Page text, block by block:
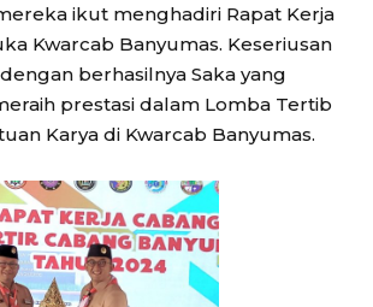
ikut menghadiri Rapat Kerja
Kwarcab Banyumas. Keseriusan
berhasilnya Saka yang
prestasi dalam Lomba Tertib
Karya di Kwarcab Banyumas.